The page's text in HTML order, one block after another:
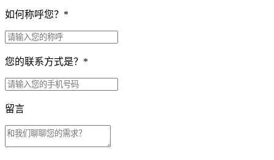
如何称呼您？ *
您的联系方式是？ *
留言